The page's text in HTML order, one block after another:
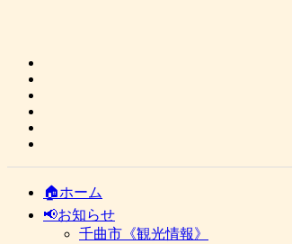
🏠ホーム
📢お知らせ
千曲市《観光情報》